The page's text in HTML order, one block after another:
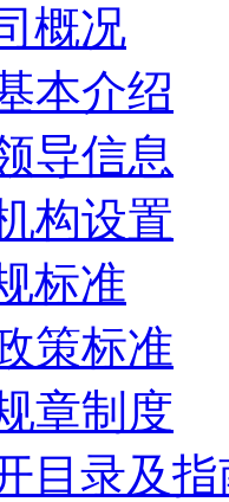
概况
本介绍
导信息
构设置
标准
策标准
章制度
目录及指